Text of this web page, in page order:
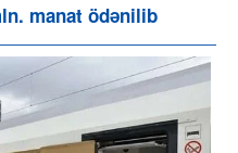
manat ödənilib